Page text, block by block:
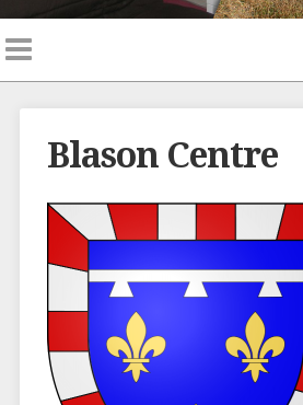
Blason Centre